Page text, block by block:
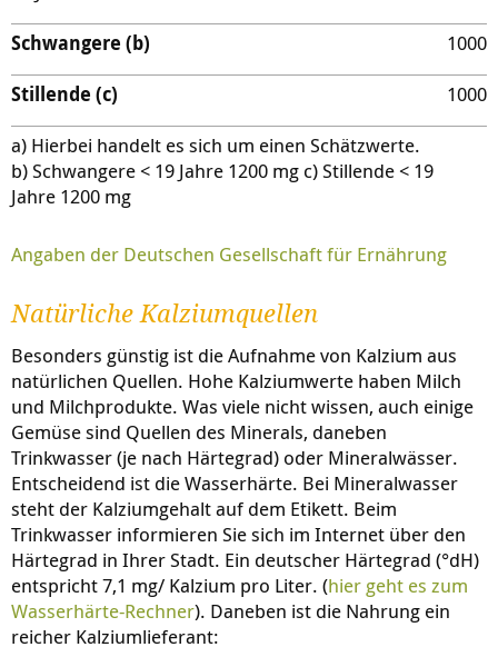
Schwangere (b)
1000
Stillende (c)
1000
a) Hierbei handelt es sich um einen Schätzwerte.
b) Schwangere < 19 Jahre 1200 mg c) Stillende < 19
Jahre 1200 mg
Angaben der Deutschen Gesellschaft für Ernährung
Natürliche Kalziumquellen
Besonders günstig ist die Aufnahme von Kalzium aus
natürlichen Quellen. Hohe Kalziumwerte haben Milch
und Milchprodukte. Was viele nicht wissen, auch einige
Gemüse sind Quellen des Minerals, daneben
Trinkwasser (je nach Härtegrad) oder Mineralwässer.
Entscheidend ist die Wasserhärte. Bei Mineralwasser
steht der Kalziumgehalt auf dem Etikett. Beim
Trinkwasser informieren Sie sich im Internet über den
Härtegrad in Ihrer Stadt. Ein deutscher Härtegrad (°dH)
entspricht 7,1 mg/ Kalzium pro Liter. (hier geht es zum
Wasserhärte-Rechner). Daneben ist die Nahrung ein
reicher Kalziumlieferant: